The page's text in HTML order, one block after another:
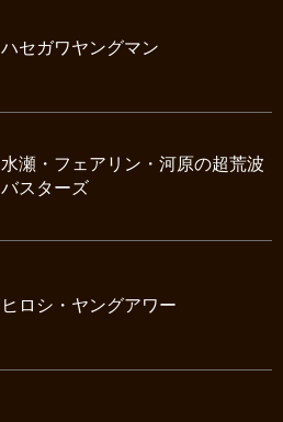
ハセガワヤングマン
水瀬・フェアリン・河原の超荒波
バスターズ
ヒロシ・ヤングアワー